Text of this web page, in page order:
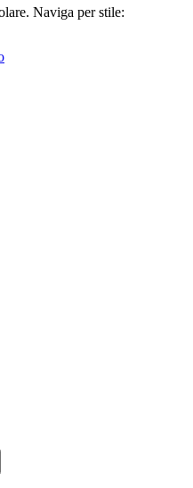
Naviga per stile: